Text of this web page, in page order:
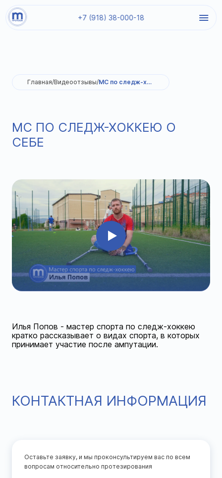
+7 (918) 38-000-18
Главная/Видеоотзывы/ МС по следж-хоккею о себе
МС ПО СЛЕДЖ-ХОККЕЮ О
СЕБЕ
Илья Попов - мастер спорта по следж-хоккею
кратко рассказывает о видах спорта, в которых
принимает участие после ампутации.
КОНТАКТНАЯ ИНФОРМАЦИЯ
Оставьте заявку, и мы проконсультируем вас по всем
вопросам относительно протезирования